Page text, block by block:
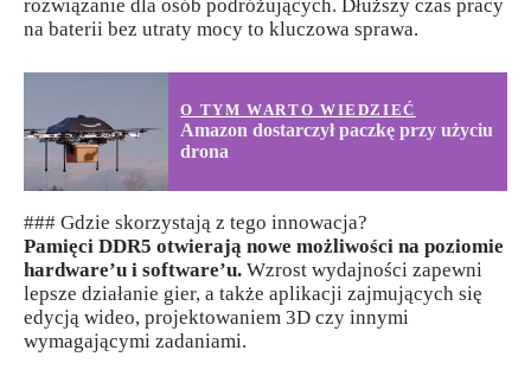
rozwiązanie dla osób podróżujących. Dłuższy czas pracy
na baterii bez utraty mocy to kluczowa sprawa.
O TYM WARTO WIEDZIEĆ
Amazon dostarczył paczkę przy użyciu
drona
### Gdzie skorzystają z tego innowacja?
Pamięci DDR5 otwierają nowe możliwości na poziomie
hardware’u i software’u. Wzrost wydajności zapewni
lepsze działanie gier, a także aplikacji zajmujących się
edycją wideo, projektowaniem 3D czy innymi
wymagającymi zadaniami.